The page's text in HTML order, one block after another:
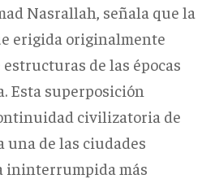
Nasrallah, señala que la
erigida originalmente
de las épocas
Esta superposición
civilizatoria de
una de las ciudades
ininterrumpida más